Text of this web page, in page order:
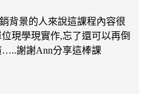
背景的人來說這課程內容很
現學現實作,忘了還可以再倒
…..謝謝Ann分享這棒課